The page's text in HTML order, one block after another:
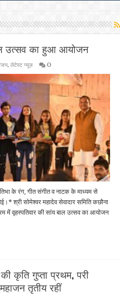
उत्सव का हुआ आयोजन
, लेटेस्ट न्यूज़ 0
के रंग, गीत संगीत व नाटक के माध्यम से
श्री सोमेश्वर महादेव सेवादार समिति कछौना
में वृहस्पतिवार की सांय बाल उत्सव का आयोजन
की कृति गुप्ता प्रथम, परी
तृतीय रहीं